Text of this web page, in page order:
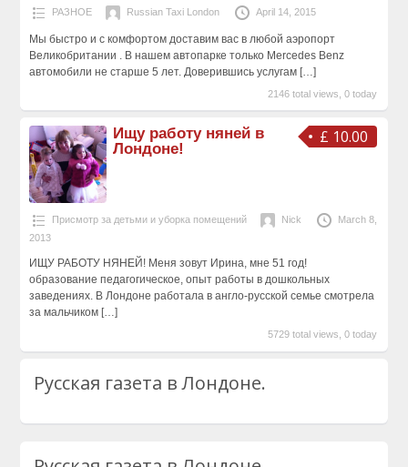
РАЗНОЕ Russian Taxi London April 14, 2015
Мы быстро и с комфортом доставим вас в любой аэропорт
Великобритании . В нашем автопарке только Mercedes Benz
автомобили не старше 5 лет. Доверившись услугам […]
2146 total views, 0 today
£ 10.00
Ищу работу няней в
Лондоне!
Присмотр за детьми и уборка помещений Nick
March 8,
2013
ИЩУ РАБОТУ НЯНЕЙ! Меня зовут Ирина, мне 51 год!
образование педагогическое, опыт работы в дошкольных
заведениях. В Лондоне работала в англо-русской семье смотрела
за мальчиком […]
5729 total views, 0 today
Русская газета в Лондоне.